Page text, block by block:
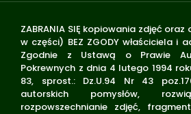
ZABRANIA SIĘ kopiowania zdjęć
w części) BEZ ZGODY właściciela i
Zgodnie z Ustawą o Prawie
Pokrewnych z dnia 4 lutego 1994
83, sprost.: Dz.U.94 Nr 43
autorskich pomysłów,
rozpowszechnianie zdjęć,